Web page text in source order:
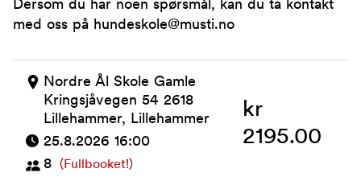
Dersom du har noen spørsmål, kan du ta kontakt
med oss på hundeskole@musti.no
Nordre Ål Skole Gamle
Kringsjåvegen 54 2618
Lillehammer, Lillehammer
25.8.2026 16:00
8
(Fullbooket!)
kr
2195.00